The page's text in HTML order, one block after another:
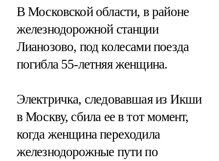
В Московской области, в районе
железнодорожной станции
Лианозово, под колесами поезда
погибла 55-летняя женщина.
Электричка, следовавшая из Икши
в Москву, сбила ее в тот момент,
когда женщина переходила
железнодорожные пути по